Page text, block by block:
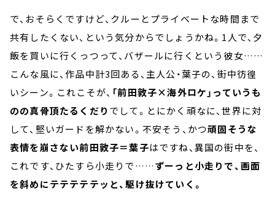
で、おそらくですけど、クルーとプライベートな時間まで
共有したくない、という気分からでしょうかね。1人で、夕
飯を買いに行くっつって、バザールに行くという彼女……
こんな風に、作品中計3回ある、主人公・葉子の、街中彷徨
いシーン。これこそが、 「前田敦子×海外ロケ」っていうも
のの真骨頂たるくだり でして。とにかく頑なに、世界に対
して、堅いガードを解かない。不安そう、かつ頑固そうな
表情を崩さない前田敦子＝葉子はですね、異国の街中を、
これです、ひたすら小走りで……ずーっと小走りで、画面
を斜めにテテテテテッと、駆け抜けていく。